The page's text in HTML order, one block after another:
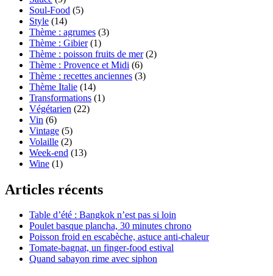
Soul-Food (5)
Style (14)
Thème : agrumes (3)
Thème : Gibier(1)
Thème : poisson fruits de mer(2)
Thème : Provence et Midi (6)
Thème : recettes anciennes (3)
Thème Italie (14)
Transformations (1)
Végétarien (22)
Vin (6)
Vintage (5)
Volaille (2)
Week-end (13)
Wine (1)
Articles récents
Table d’été : Bangkok n’est pas si loin
Poulet basque plancha, 30 minutes chrono
Poisson froid en escabèche, astuce anti-chaleur
Tomate-bagnat, un finger-food estival
Quand sabayon rime avec siphon